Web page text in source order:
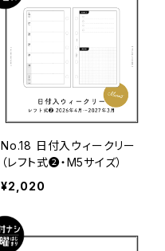
No.18 日付入ウィークリー
（レフト式❷・M5サイズ）
¥2,020